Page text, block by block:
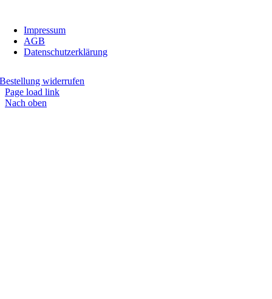
Impressum
AGB
Datenschutzerklärung
Bestellung widerrufen
Page load link
Nach oben